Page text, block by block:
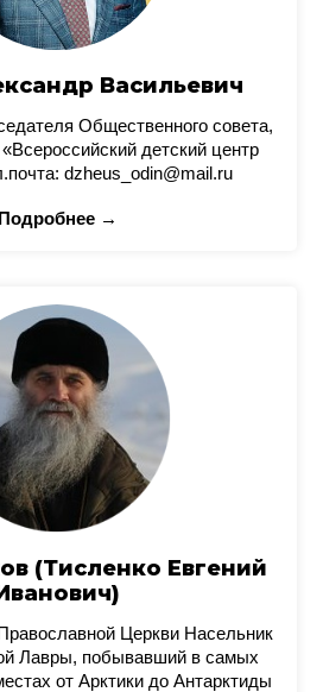
Васильевич
Общественного совета,
детский центр
dzheus_odin@mail.ru
Подробнее →
(Тисленко Евгений
Церкви Насельник
Лавры, побывавший в самых
от Арктики до Антарктиды